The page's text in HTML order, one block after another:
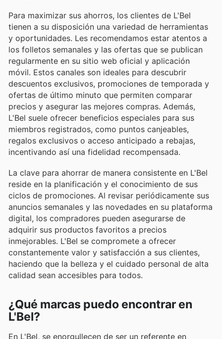
Para maximizar sus ahorros, los clientes de L'Bel
tienen a su disposición una variedad de herramientas
y oportunidades. Les recomendamos estar atentos a
los folletos semanales y las ofertas que se publican
regularmente en su sitio web oficial y aplicación
móvil. Estos canales son ideales para descubrir
descuentos exclusivos, promociones de temporada y
ofertas de último minuto que permiten comparar
precios y asegurar las mejores compras. Además,
L'Bel suele ofrecer beneficios especiales para sus
miembros registrados, como puntos canjeables,
regalos exclusivos o acceso anticipado a rebajas,
incentivando así una fidelidad recompensada.
La clave para ahorrar de manera consistente en L'Bel
reside en la planificación y el conocimiento de sus
ciclos de promociones. Al revisar periódicamente sus
anuncios semanales y las novedades en su plataforma
digital, los compradores pueden asegurarse de
adquirir sus productos favoritos a precios
inmejorables. L'Bel se compromete a ofrecer
constantemente valor y satisfacción a sus clientes,
haciendo que la belleza y el cuidado personal de alta
calidad sean accesibles para todos.
¿Qué marcas puedo encontrar en
L'Bel?
En L'Bel, se enorgullecen de ser un referente en